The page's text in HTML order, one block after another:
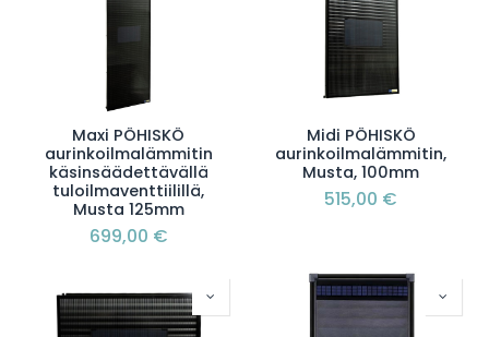
Maxi PÖHISKÖ
aurinkoilmalämmitin
käsinsäädettävällä
tuloilmaventtiilillä,
Musta 125mm
699,00 €
Midi PÖHISKÖ
aurinkoilmalämmitin,
Musta, 100mm
515,00 €